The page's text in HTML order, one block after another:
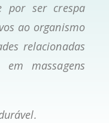
por ser crespa
ao organismo
relacionadas
massagens